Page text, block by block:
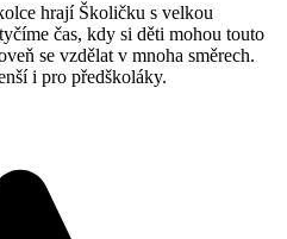
hrají Školičku s velkou
čas, kdy si děti mohou touto
se vzdělat v mnoha směrech.
i pro předškoláky.